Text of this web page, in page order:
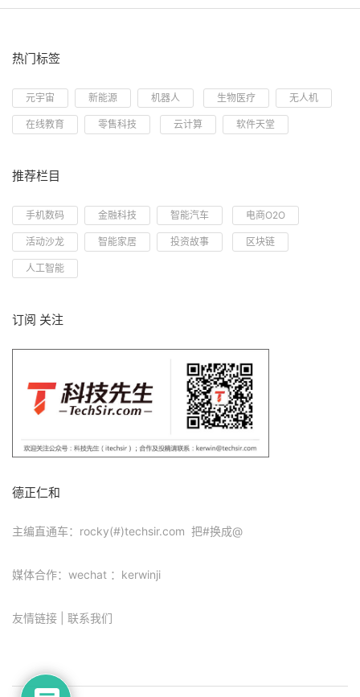
热门标签
元宇宙 新能源 机器人 生物医疗 无人机
在线教育 零售科技 云计算 软件天堂
推荐栏目
手机数码 金融科技 智能汽车 电商O2O
活动沙龙 智能家居 投资故事 区块链
人工智能
订阅 关注
德正仁和
主编直通车：rocky(#)techsir.com 把#换成@
媒体合作：wechat ：kerwinji
友情链接 联系我们